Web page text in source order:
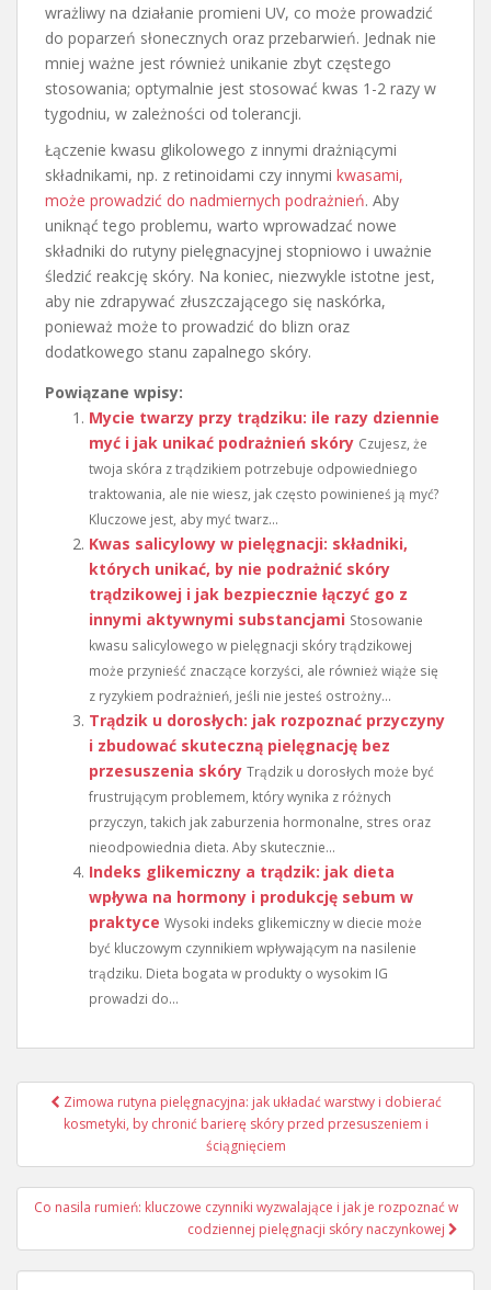
wrażliwy na działanie promieni UV, co może prowadzić
do poparzeń słonecznych oraz przebarwień. Jednak nie
mniej ważne jest również unikanie zbyt częstego
stosowania; optymalnie jest stosować kwas 1-2 razy w
tygodniu, w zależności od tolerancji.
Łączenie kwasu glikolowego z innymi drażniącymi
składnikami, np. z retinoidami czy innymi kwasami,
może prowadzić do nadmiernych podrażnień. Aby
uniknąć tego problemu, warto wprowadzać nowe
składniki do rutyny pielęgnacyjnej stopniowo i uważnie
śledzić reakcję skóry. Na koniec, niezwykle istotne jest,
aby nie zdrapywać złuszczającego się naskórka,
ponieważ może to prowadzić do blizn oraz
dodatkowego stanu zapalnego skóry.
Powiązane wpisy:
Mycie twarzy przy trądziku: ile razy dziennie
myć i jak unikać podrażnień skóry Czujesz, że
twoja skóra z trądzikiem potrzebuje odpowiedniego
traktowania, ale nie wiesz, jak często powinieneś ją myć?
Kluczowe jest, aby myć twarz...
Kwas salicylowy w pielęgnacji: składniki,
których unikać, by nie podrażnić skóry
trądzikowej i jak bezpiecznie łączyć go z
innymi aktywnymi substancjami Stosowanie
kwasu salicylowego w pielęgnacji skóry trądzikowej
może przynieść znaczące korzyści, ale również wiąże się
z ryzykiem podrażnień, jeśli nie jesteś ostrożny...
Trądzik u dorosłych: jak rozpoznać przyczyny
i zbudować skuteczną pielęgnację bez
przesuszenia skóry Trądzik u dorosłych może być
frustrującym problemem, który wynika z różnych
przyczyn, takich jak zaburzenia hormonalne, stres oraz
nieodpowiednia dieta. Aby skutecznie...
Indeks glikemiczny a trądzik: jak dieta
wpływa na hormony i produkcję sebum w
praktyce Wysoki indeks glikemiczny w diecie może
być kluczowym czynnikiem wpływającym na nasilenie
trądziku. Dieta bogata w produkty o wysokim IG
prowadzi do...
Nawigacja
wpisu
Zimowa rutyna pielęgnacyjna: jak układać warstwy i dobierać
kosmetyki, by chronić barierę skóry przed przesuszeniem i
ściągnięciem
Co nasila rumień: kluczowe czynniki wyzwalające i jak je rozpoznać w
codziennej pielęgnacji skóry naczynkowej